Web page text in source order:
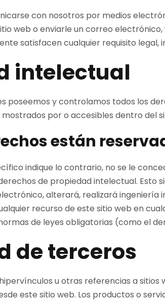
con nosotros por medios
web o enviarle un correo
satisfacen cualquier requisito legal,
intelectual
poseemos y controlamos todos los
por o accesibles dentro del
están
indique lo contrario, no se le
de propiedad intelectual. Esto
alterará, realizará
recurso de este sitio web en
de leyes obligatorias (como el
de terceros
u otras referencias a
este sitio web. Los productos o